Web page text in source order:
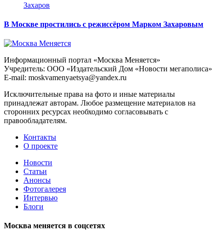
Захаров
В Москве простились с режиссёром Марком Захаровым
Информационный портал «Москва Меняется»
Учредитель: ООО «Издательский Дом «Новости мегаполиса»
E-mail: moskvamenyaetsya@yandex.ru
Исключительные права на фото и иные материалы
принадлежат авторам. Любое размещение материалов на
сторонних ресурсах необходимо согласовывать с
правообладателям.
Контакты
О проекте
Новости
Статьи
Анонсы
Фотогалерея
Интервью
Блоги
Москва меняется в соцсетях